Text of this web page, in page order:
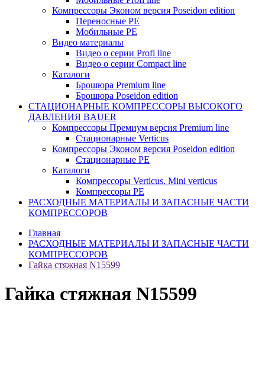
Компрессоры Эконом версия Poseidon edition
Переносные PE
Мобильные PE
Видео материалы
Видео о серии Profi line
Видео о серии Compact line
Каталоги
Брошюра Premium line
Брошюра Poseidon edition
СТАЦИОНАРНЫЕ КОМПРЕССОРЫ ВЫСОКОГО
ДАВЛЕНИЯ BAUER
Компрессоры Премиум версия Premium line
Стационарные Verticus
Компрессоры Эконом версия Poseidon edition
Стационарные PE
Каталоги
Компрессоры Verticus. Mini verticus
Компрессоры PE
РАСХОДНЫЕ МАТЕРИАЛЫ И ЗАПАСНЫЕ ЧАСТИ
КОМПРЕССОРОВ
Главная
РАСХОДНЫЕ МАТЕРИАЛЫ И ЗАПАСНЫЕ ЧАСТИ
КОМПРЕССОРОВ
Гайка стяжная N15599
Гайка стяжная N15599